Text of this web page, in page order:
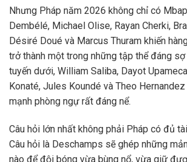
Nhưng Pháp năm 2026 không chỉ có
Dembélé, Michael Olise, Rayan Cherki,
Désiré Doué và Marcus Thuram khiến
trở thành một trong những tập thể đáng
tuyến dưới, William Saliba, Dayot
Konaté, Jules Koundé và Theo
mạnh phòng ngự rất đáng nể.
Câu hỏi lớn nhất không phải Pháp có đủ
Câu hỏi là Deschamps sẽ ghép những
nào để đội bóng vừa bùng nổ, vừa giữ